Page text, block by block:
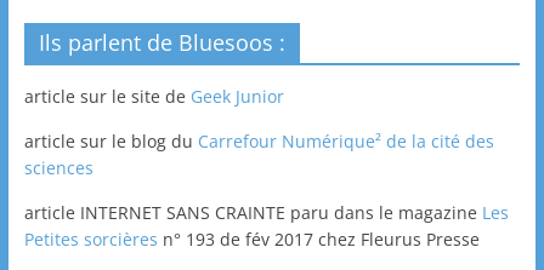
Ils parlent de Bluesoos :
article sur le site de Geek Junior
article sur le blog du Carrefour Numérique² de la cité des
sciences
article INTERNET SANS CRAINTE paru dans le magazine Les
Petites sorcières n° 193 de fév 2017 chez Fleurus Presse